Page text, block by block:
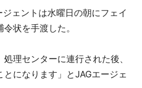
ェントは水曜日の朝にフェイ
状を手渡した。
理センターに連行された後、
になります」とJAGエージェ